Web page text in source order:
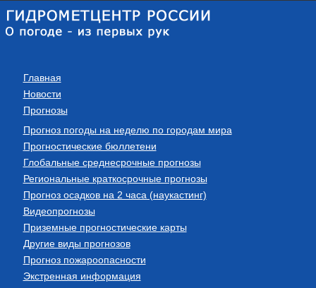
Главная
Новости
Прогнозы
Прогноз погоды на неделю по городам мира
Прогностические бюллетени
Глобальные среднесрочные прогнозы
Региональные краткосрочные прогнозы
Прогноз осадков на 2 часа (наукастинг)
Видеопрогнозы
Приземные прогностические карты
Другие виды прогнозов
Прогноз пожароопасности
Экстренная информация